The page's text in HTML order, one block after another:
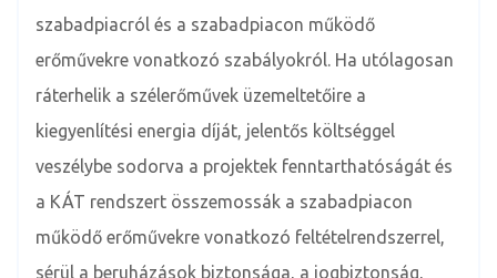
szabadpiacról és a szabadpiacon működő
erőművekre vonatkozó szabályokról. Ha utólagosan
ráterhelik a szélerőművek üzemeltetőire a
kiegyenlítési energia díját, jelentős költséggel
veszélybe sodorva a projektek fenntarthatóságát és
a KÁT rendszert összemossák a szabadpiacon
működő erőművekre vonatkozó feltételrendszerrel,
sérül a beruházások biztonsága, a jogbiztonság,